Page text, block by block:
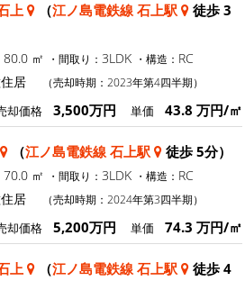
上 （江ノ島電鉄線 石上駅
徒歩 3
80.0 ㎡ ・間取り： 3LDK ・構造： RC
住居 （売却時期：2023年第4四半期）
却価格 3,500万円 単価 43.8 万円/㎡
（江ノ島電鉄線 石上駅 徒歩 5分）
70.0 ㎡ ・間取り： 3LDK ・構造： RC
住居 （売却時期：2024年第3四半期）
却価格 5,200万円 単価 74.3 万円/㎡
上 （江ノ島電鉄線 石上駅
徒歩 4